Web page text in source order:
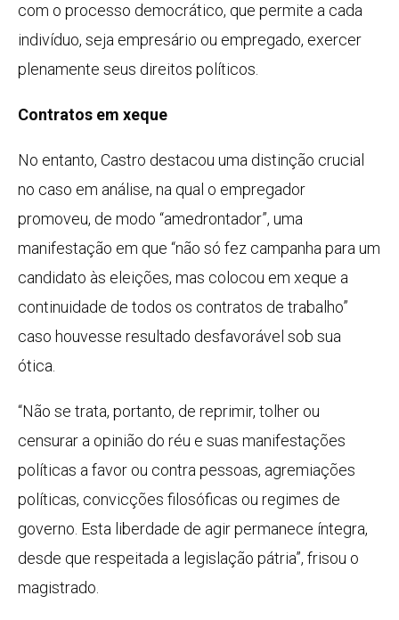
com o processo democrático, que permite a cada
indivíduo, seja empresário ou empregado, exercer
plenamente seus direitos políticos.
Contratos em xeque
No entanto, Castro destacou uma distinção crucial
no caso em análise, na qual o empregador
promoveu, de modo “amedrontador”, uma
manifestação em que “não só fez campanha para um
candidato às eleições, mas colocou em xeque a
continuidade de todos os contratos de trabalho”
caso houvesse resultado desfavorável sob sua
ótica.
“Não se trata, portanto, de reprimir, tolher ou
censurar a opinião do réu e suas manifestações
políticas a favor ou contra pessoas, agremiações
políticas, convicções filosóficas ou regimes de
governo. Esta liberdade de agir permanece íntegra,
desde que respeitada a legislação pátria”, frisou o
magistrado.